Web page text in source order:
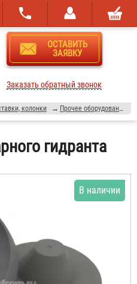
ОСТАВИТЬ
ЗАЯВКУ
Заказать обратный звонок
колонки → Прочее оборудование к пожарным гидрантам
гидранта
В наличии